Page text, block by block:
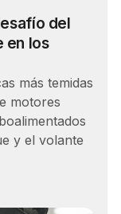
del
en los
más temidas
motores
y el volante